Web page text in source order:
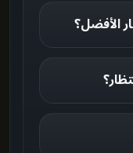
الأفضل؟